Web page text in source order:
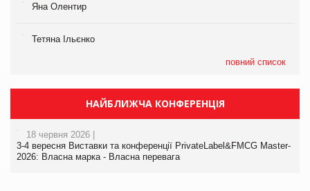
Яна Олентир
Тетяна Ільєнко
повний список
НАЙБЛИЖЧА КОНФЕРЕНЦІЯ
18 червня 2026 |
3-4 вересня Виставки та конференції PrivateLabel&FMCG Master-
2026: Власна марка - Власна перевага